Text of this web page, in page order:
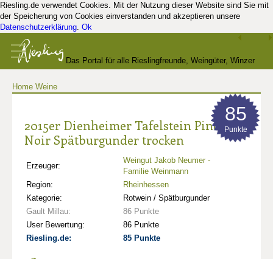
Riesling.de verwendet Cookies. Mit der Nutzung dieser Website sind Sie mit
der Speicherung von Cookies einverstanden und akzeptieren unsere
Datenschutzerklärung. Ok
Das Portal für alle Rieslingfreunde, Weingüter, Winzer
Home Weine
2015er Dienheimer Tafelstein Pinot
Noir Spätburgunder trocken
Erzeuger:
Weingut Jakob Neumer -
Familie Weinmann
Region:
Rheinhessen
Kategorie:
Rotwein / Spätburgunder
Gault Millau:
86 Punkte
User Bewertung:
86 Punkte
Riesling.de:
85 Punkte
85
Punkte